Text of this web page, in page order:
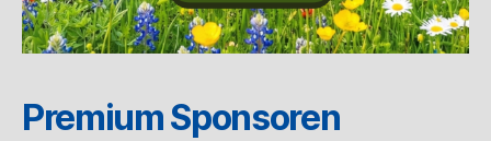
Premium Sponsoren